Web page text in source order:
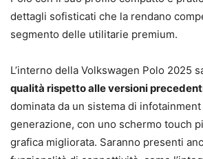
dettagli sofisticati che la rendano
segmento delle utilitarie premium.
L’interno della Volkswagen Polo 2025
qualità rispetto alle versioni
dominata da un sistema di
generazione, con uno schermo touch
grafica migliorata. Saranno presenti